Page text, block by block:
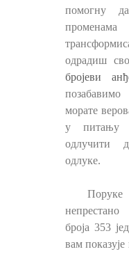
помогну
одрадиш
бројеви
морате
у питању
одлучити
одлуке.
Поруке
броја 353
вам